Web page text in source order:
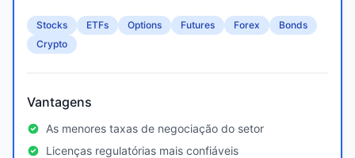
Stocks ETFs Options Futures Forex
Bonds
Crypto
Vantagens
As menores taxas de negociação do setor
Licenças regulatórias mais confiáveis